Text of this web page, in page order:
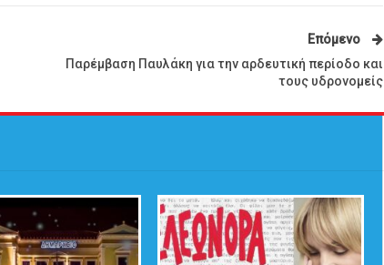
Επόμενο
Παρέμβαση Παυλάκη για την αρδευτική περίοδο και
τους υδρονομείς